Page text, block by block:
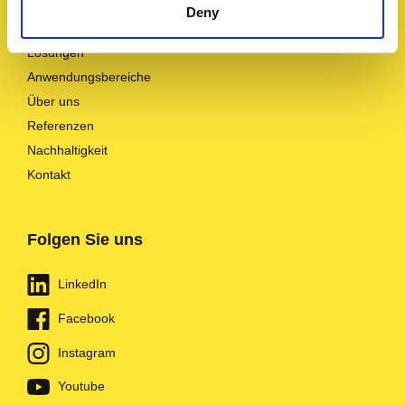
Deny
Lösungen
Anwendungsbereiche
Über uns
Referenzen
Nachhaltigkeit
Kontakt
Folgen Sie uns
LinkedIn
Facebook
Instagram
Youtube